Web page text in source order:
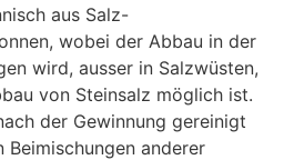
aus Salz-
wobei der Abbau in der
wird, ausser in Salzwüsten,
von Steinsalz möglich ist.
der Gewinnung gereinigt
Beimischungen anderer